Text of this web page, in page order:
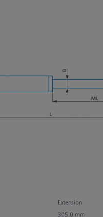
Extension
305.0 mm